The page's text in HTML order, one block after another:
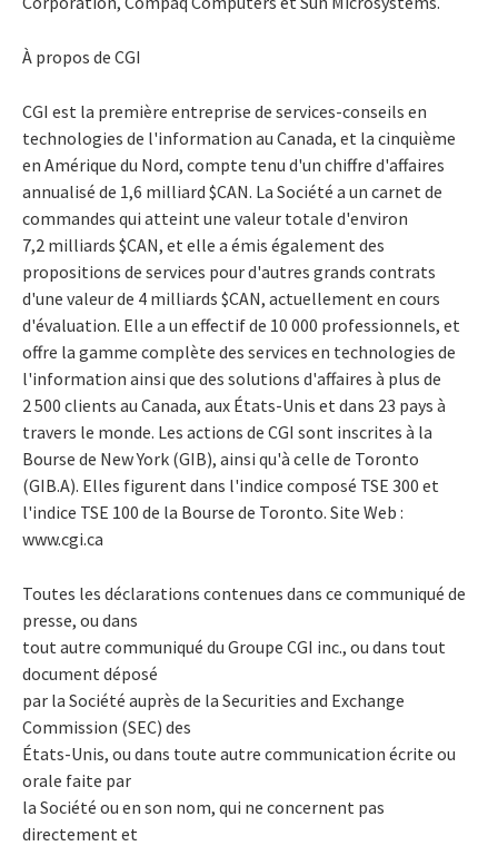
À propos de CGI
CGI est la première entreprise de services-conseils en
technologies de l'information au Canada, et la cinquième
en Amérique du Nord, compte tenu d'un chiffre d'affaires
annualisé de 1,6 milliard $CAN. La Société a un carnet de
commandes qui atteint une valeur totale d'environ
7,2 milliards $CAN, et elle a émis également des
propositions de services pour d'autres grands contrats
d'une valeur de 4 milliards $CAN, actuellement en cours
d'évaluation. Elle a un effectif de 10 000 professionnels, et
offre la gamme complète des services en technologies de
l'information ainsi que des solutions d'affaires à plus de
2 500 clients au Canada, aux États-Unis et dans 23 pays à
travers le monde. Les actions de CGI sont inscrites à la
Bourse de New York (GIB), ainsi qu'à celle de Toronto
(GIB.A). Elles figurent dans l'indice composé TSE 300 et
l'indice TSE 100 de la Bourse de Toronto. Site Web :
www.cgi.ca
Toutes les déclarations contenues dans ce communiqué de
presse, ou dans
tout autre communiqué du Groupe CGI inc., ou dans tout
document déposé
par la Société auprès de la Securities and Exchange
Commission (SEC) des
États-Unis, ou dans toute autre communication écrite ou
orale faite par
la Société ou en son nom, qui ne concernent pas
directement et